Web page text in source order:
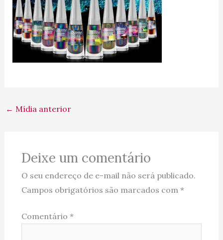
← Mídia anterior
Deixe um comentário
O seu endereço de e-mail não será publicado.
Campos obrigatórios são marcados com *
Comentário *